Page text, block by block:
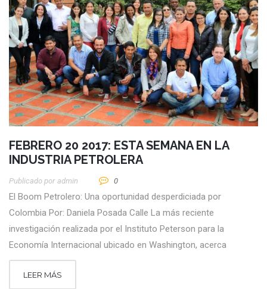
FEBRERO 20 2017: ESTA SEMANA EN LA
INDUSTRIA PETROLERA
Publicado por Admin 0
El Boom Petrolero: Una oportunidad desperdiciada por
Colombia Por: Daniela Posada Calle La más reciente
investigación realizada por el Instituto Peterson para la
Economía Internacional ubicado en Washington, acerca
LEER MÁS